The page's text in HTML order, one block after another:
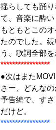
揺らしても踊
て、音楽に酔い
もともとこの
たのでした。
う、歌詞全部
*****************
●次はまた
さー、どんな
予告編で、す
だけど。
*****************